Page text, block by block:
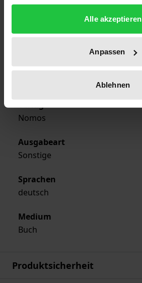
gesammelt haben.
Alle akzeptieren
Anpassen
Ablehnen
978-3-7890-0019-5
Erscheinungsdatum
Erscheinungsjahr
Verlag
Nomos
Ausgabeart
Sonstige
Sprachen
deutsch
Medium
Buch
Produktsicherheit